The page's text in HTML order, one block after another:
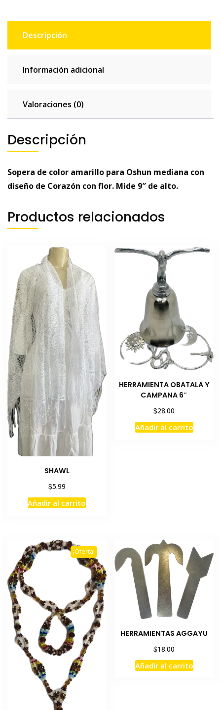
Descripción
Información adicional
Valoraciones (0)
Descripción
Sopera de color amarillo para Oshun mediana con
diseño de Corazón con flor. Mide 9″ de alto.
Productos relacionados
SHAWL
$5.99
Añadir al carrito
HERRAMIENTA OBATALA Y
CAMPANA 6″
$28.00
Añadir al carrito
¡Oferta!
HERRAMIENTAS AGGAYU
$18.00
Añadir al carrito